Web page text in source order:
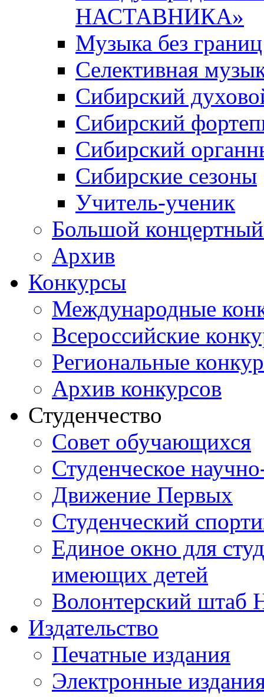
НАСТАВНИКА»
Музыка без границ
Селективная
Сибирский
Сибирский
Сибирский
Сибирские сезоны
Учитель-ученик
Большой концертный
Архив
Конкурсы
Международные
Всероссийские
Региональные
Архив конкурсов
Студенчество
Совет обучающихся
Студенческое
Движение Первых
Студенческий
Единое окно для
имеющих детей
Волонтерский штаб
Издательство
Печатные издания
Электронные